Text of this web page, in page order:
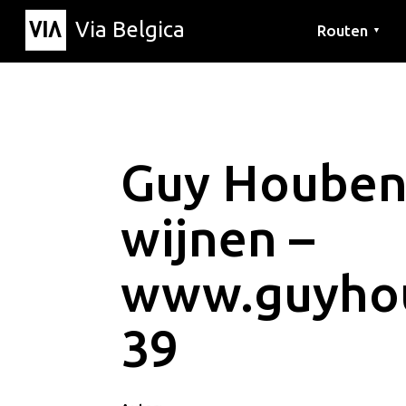
Via Belgica Routen ▼
Guy
wijnen –
39